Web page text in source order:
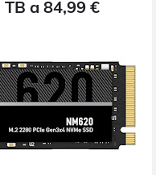
TB a 84,99 €